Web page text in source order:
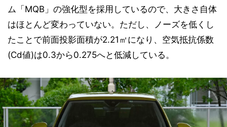
ム「MQB」の強化型を採用しているので、大きさ自体
はほとんど変わっていない。ただし、ノーズを低くし
たことで前面投影面積が2.21㎡になり、空気抵抗係数
(Cd値)は0.3から0.275へと低減している。